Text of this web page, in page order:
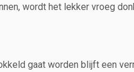
wordt het lekker vroeg
gaat worden blijft een